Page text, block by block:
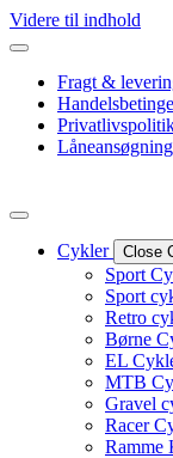
Videre til indhold
Fragt &
Låneansøgning
Cykler Close
Sport
Sport
Retro
Børne
EL
MTB
Gravel
Racer
Ramme